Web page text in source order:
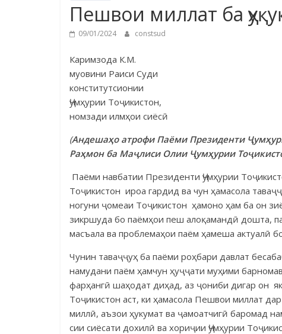
Пешвои миллат ба
09/01/2024 constsud
Каримзода К.М.
муовини Раиси Суди
конститутсионии
Ҷумҳурии Тоҷикистон,
номзади илмҳои сиёсӣ
(Андешаҳо атрофи Паёми Президенти
Раҳмон ба Маҷлиси Олии Ҷумҳурии
Паёми навбатии Президенти Ҷумҳурии
Тоҷикистон ироа гардид ва чун ҳама­сола
но­гуни ҷо­­меаи Тоҷикистон ҳамоно ҳам ба он
зикршуда бо паёмҳои пеш алоқамандӣ дошта,
масъала ва проблемаҳои паём ҳамеша актуалӣ
Чунин таваҷҷуҳ ба паёми роҳбари давлат
намудани паём ҳамчун ҳуҷҷати му­ҳими
фарҳангӣ ша­ҳодат диҳад, аз ҷониби дигар он
Тоҷикистон аст, ки ҳамасола Пешвои миллат
миллӣ, аъзои ҳукумат ва ҷа­моат­чигӣ баромад
сии сиёсати дохилӣ ва хориҷии Ҷумҳурии